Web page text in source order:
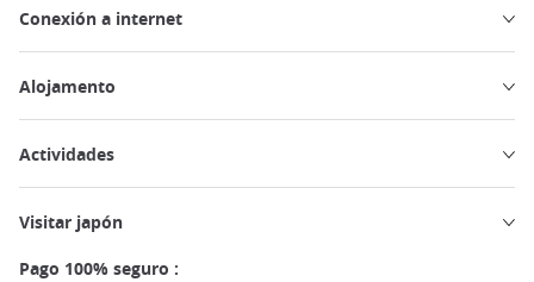
Conexión a internet
Alojamento
Actividades
Visitar japón
Pago 100% seguro :